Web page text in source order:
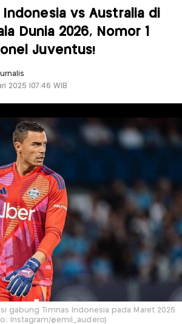
Indonesia vs Australia di
Dunia 2026, Nomor 1
Juventus!
2025 |07:46 WIB
gabung Timnas Indonesia pada Maret 2025.
Instagram/@emil_audero)